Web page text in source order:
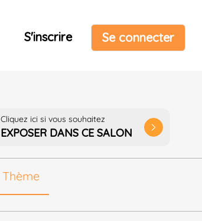
S'inscrire Se connecter
Cliquez ici si vous souhaitez
EXPOSER DANS CE SALON arrow_forward_ios
Thème